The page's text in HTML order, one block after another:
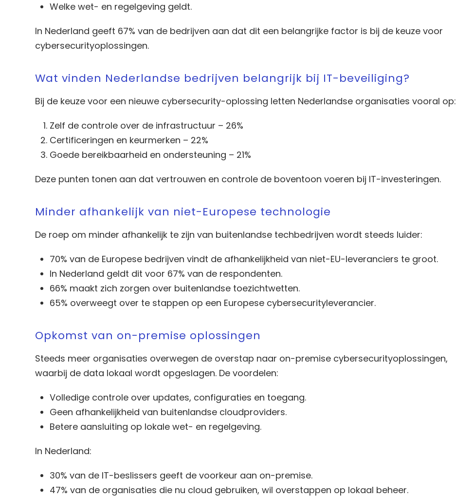
Welke wet- en regelgeving geldt.
In Nederland geeft 67% van de bedrijven aan dat dit een belangrijke factor is bij de keuze voor
cybersecurityoplossingen.
Wat vinden Nederlandse bedrijven belangrijk bij IT-beveiliging?
Bij de keuze voor een nieuwe cybersecurity-oplossing letten Nederlandse organisaties vooral op:
Zelf de controle over de infrastructuur – 26%
Certificeringen en keurmerken – 22%
Goede bereikbaarheid en ondersteuning – 21%
Deze punten tonen aan dat vertrouwen en controle de boventoon voeren bij IT-investeringen.
Minder afhankelijk van niet-Europese technologie
De roep om minder afhankelijk te zijn van buitenlandse techbedrijven wordt steeds luider:
70% van de Europese bedrijven vindt de afhankelijkheid van niet-EU-leveranciers te groot.
In Nederland geldt dit voor 67% van de respondenten.
66% maakt zich zorgen over buitenlandse toezichtwetten.
65% overweegt over te stappen op een Europese cybersecurityleverancier.
Opkomst van on-premise oplossingen
Steeds meer organisaties overwegen de overstap naar on-premise cybersecurityoplossingen,
waarbij de data lokaal wordt opgeslagen. De voordelen:
Volledige controle over updates, configuraties en toegang.
Geen afhankelijkheid van buitenlandse cloudproviders.
Betere aansluiting op lokale wet- en regelgeving.
In Nederland:
30% van de IT-beslissers geeft de voorkeur aan on-premise.
47% van de organisaties die nu cloud gebruiken, wil overstappen op lokaal beheer.